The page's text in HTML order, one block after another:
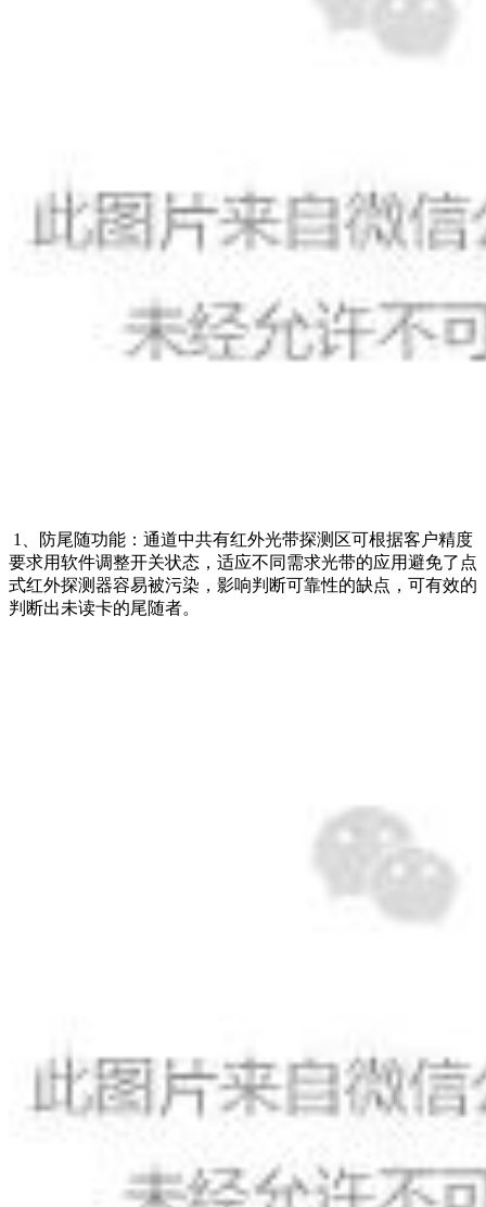
1、防尾随功能：通道中共有红外光带探测区可根据客户精度
要求用软件调整开关状态，适应不同需求光带的应用避免了点
式红外探测器容易被污染，影响判断可靠性的缺点，可有效的
判断出未读卡的尾随者。